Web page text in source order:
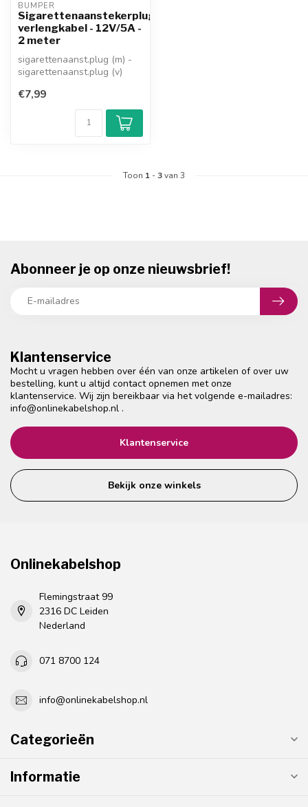
BUMPER
Sigarettenaanstekerplug
verlengkabel - 12V/5A -
2 meter
sigarettenaanst.plug (m) -
sigarettenaanst.plug (v)
max.: 5A
€7,99
Toon 1 -3van 3
Klantenservice
Mocht u vragen hebben over één van onze artikelen of over uw
bestelling, kunt u altijd contact opnemen met onze
klantenservice. Wij zijn bereikbaar via het volgende e-mailadres:
info@onlinekabelshop.nl .
Klantenservice
Bekijk onze winkels
Abonneer je op onze nieuwsbrief!
Onlinekabelshop
Flemingstraat 99
2316 DC Leiden
Nederland
071 8700 124
info@onlinekabelshop.nl
Categorieën
Informatie